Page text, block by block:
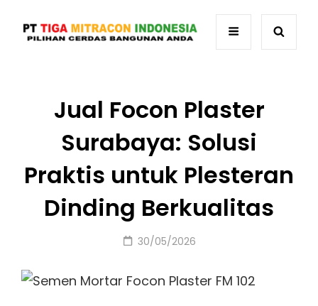
Jual Focon Plaster
Surabaya: Solusi
Praktis untuk Plesteran
Dinding Berkualitas
Posted
30/05/2026